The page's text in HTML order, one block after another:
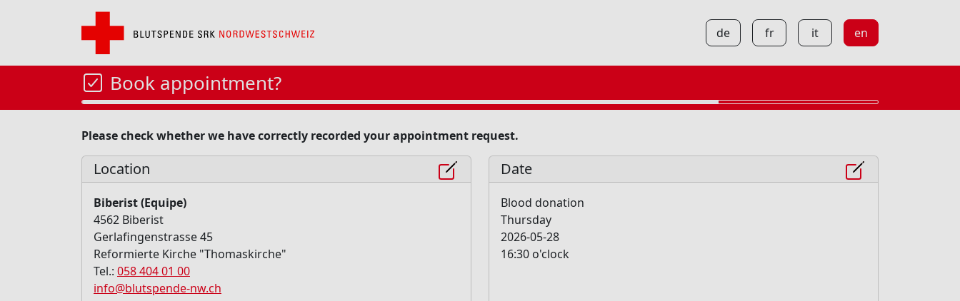
de fr it en
Book appointment?
Please check whether we have correctly recorded your appointment request.
Location
Biberist (Equipe)
4562 Biberist
Gerlafingenstrasse 45
Reformierte Kirche "Thomaskirche"
Tel.: 058 404 01 00
info@blutspende-nw.ch
Date
Blood donation
Thursday
2026-05-28
16:30 o'clock